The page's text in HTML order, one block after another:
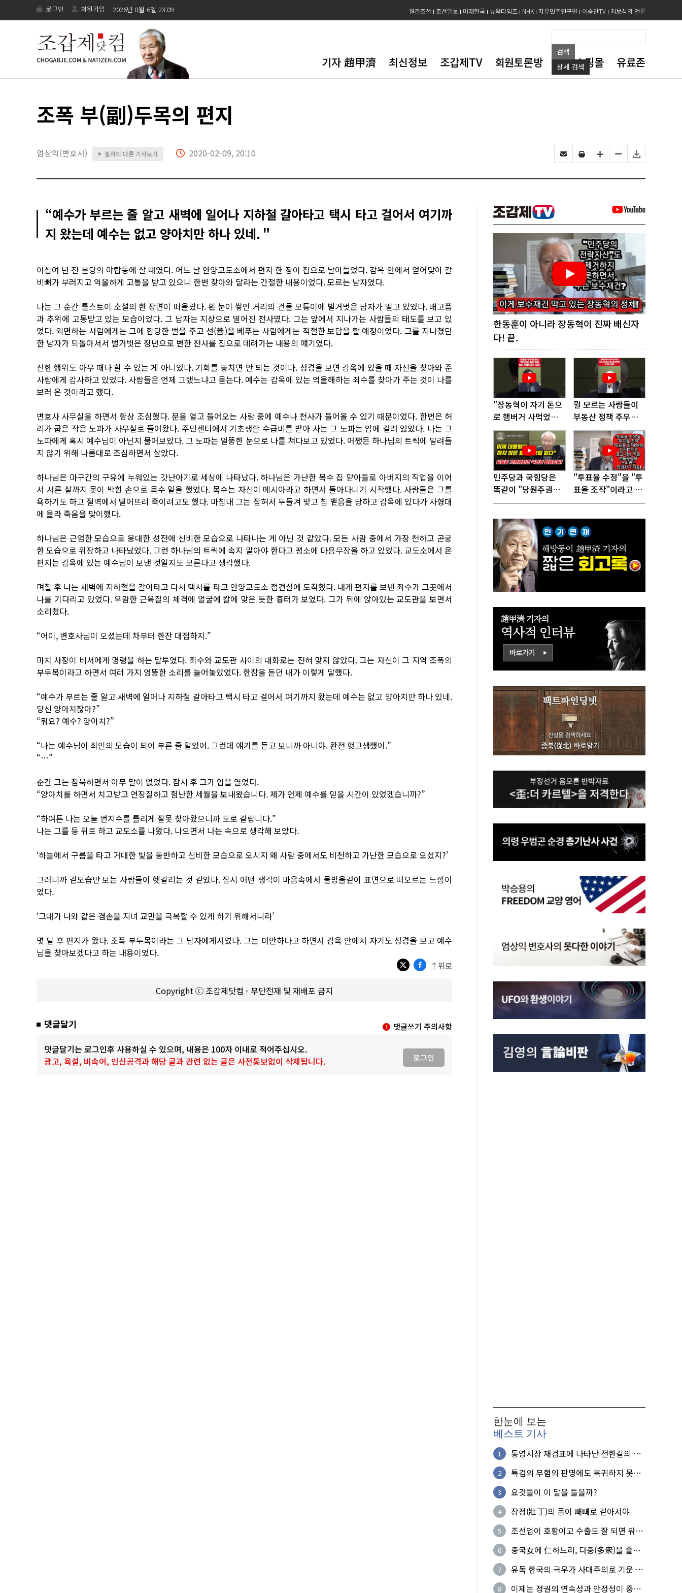
로그인 회원가입 2026년 8월 6일 23:09 월간조선 조선일보 미래한국 뉴욕타임즈 NHK 자유민주연구원 이승만TV 최보식의 언론
검색
상세 검색
기자 趙甲濟 최신정보 조갑제TV 회원토론방 도서쇼핑몰 유료존
조폭 부(副)두목의 편지
엄상익(변호사) ▶ 필자의 다른 기사보기 2020-02-09, 20:10
“예수가 부르는 줄 알고 새벽에 일어나 지하철 갈아타고 택시 타고 걸어서 여기까
지 왔는데 예수는 없고 양아치만 하나 있네.＂
이십여 년 전 분당의 야탑동에 살 때였다. 어느 날 안양교도소에서 편지 한 장이 집으로 날아들었다. 감옥 안에서 얻어맞아 갈
비뼈가 부러지고 억울하게 고통을 받고 있으니 한번 찾아와 달라는 간절한 내용이었다. 모르는 남자였다.
나는 그 순간 톨스토이 소설의 한 장면이 떠올랐다. 흰 눈이 쌓인 거리의 건물 모퉁이에 벌거벗은 남자가 떨고 있었다. 배고픔
과 추위에 고통받고 있는 모습이었다. 그 남자는 지상으로 떨어진 천사였다. 그는 앞에서 지나가는 사람들의 태도를 보고 있
었다. 외면하는 사람에게는 그에 합당한 벌을 주고 선(善)을 베푸는 사람에게는 적절한 보답을 할 예정이었다. 그를 지나쳤던
한 남자가 되돌아서서 벌거벗은 청년으로 변한 천사를 집으로 데려가는 내용의 얘기였다.
선한 행위도 아무 때나 할 수 있는 게 아니었다. 기회를 놓치면 안 되는 것이다. 성경을 보면 감옥에 있을 때 자신을 찾아와 준
사람에게 감사하고 있었다. 사람들은 언제 그랬느냐고 묻는다. 예수는 감옥에 있는 억울해하는 죄수를 찾아가 주는 것이 나를
보러 온 것이라고 했다.
변호사 사무실을 하면서 항상 조심했다. 문을 열고 들어오는 사람 중에 예수나 천사가 들어올 수 있기 때문이었다. 한번은 허
리가 굽은 작은 노파가 사무실로 들어왔다. 주민센터에서 기초생활 수급비를 받아 사는 그 노파는 암에 걸려 있었다. 나는 그
노파에게 혹시 예수님이 아닌지 물어보았다. 그 노파는 멀뚱한 눈으로 나를 쳐다보고 있었다. 어쨌든 하나님의 트릭에 말려들
지 않기 위해 나름대로 조심하면서 살았다.
하나님은 마구간의 구유에 누워있는 갓난아기로 세상에 나타났다. 하나님은 가난한 목수 집 맏아들로 아버지의 직업을 이어
서 서른 살까지 못이 박힌 손으로 목수 일을 했었다. 목수는 자신이 메시아라고 하면서 돌아다니기 시작했다. 사람들은 그를
욕하기도 하고 절벽에서 떨어뜨려 죽이려고도 했다. 마침내 그는 잡혀서 두들겨 맞고 침 뱉음을 당하고 감옥에 있다가 사형대
에 올라 죽음을 맞이했다.
하나님은 근엄한 모습으로 웅대한 성전에 신비한 모습으로 나타나는 게 아닌 것 같았다. 모든 사람 중에서 가장 천하고 곤궁
한 모습으로 위장하고 나타났었다. 그런 하나님의 트릭에 속지 말아야 한다고 평소에 마음무장을 하고 있었다. 교도소에서 온
편지는 감옥에 있는 예수님이 보낸 것일지도 모른다고 생각했다.
며칠 후 나는 새벽에 지하철을 갈아타고 다시 택시를 타고 안양교도소 접견실에 도착했다. 내게 편지를 보낸 죄수가 그곳에서
나를 기다리고 있었다. 우람한 근육질의 체격에 얼굴에 칼에 맞은 듯한 흉터가 보였다. 그가 뒤에 앉아있는 교도관을 보면서
소리쳤다.
“어이, 변호사님이 오셨는데 차부터 한잔 대접하지.”
마치 사장이 비서에게 명령을 하는 말투였다. 죄수와 교도관 사이의 대화로는 전혀 맞지 않았다. 그는 자신이 그 지역 조폭의
부두목이라고 하면서 여러 가지 엉뚱한 소리를 늘어놓았었다. 한참을 듣던 내가 이렇게 말했다.
“예수가 부르는 줄 알고 새벽에 일어나 지하철 갈아타고 택시 타고 걸어서 여기까지 왔는데 예수는 없고 양아치만 하나 있네.
당신 양아치잖아?”
“뭐요? 예수? 양아치?”
“나는 예수님이 죄인의 모습이 되어 부른 줄 알았어. 그런데 얘기를 듣고 보니까 아니야. 완전 헛고생했어.”
“…”
순간 그는 침묵하면서 아무 말이 없었다. 잠시 후 그가 입을 열었다.
“양아치를 하면서 치고받고 연장질하고 험난한 세월을 보내왔습니다. 제가 언제 예수를 믿을 시간이 있었겠습니까?”
“하여튼 나는 오늘 번지수를 틀리게 잘못 찾아왔으니까 도로 갈랍니다.”
나는 그를 등 뒤로 하고 교도소를 나왔다. 나오면서 나는 속으로 생각해 보았다.
‘하늘에서 구름을 타고 거대한 빛을 동반하고 신비한 모습으로 오시지 왜 사람 중에서도 비천하고 가난한 모습으로 오셨지?’
그러니까 겉모습만 보는 사람들이 헷갈리는 것 같았다. 잠시 어떤 생각이 마음속에서 물방울같이 표면으로 떠오르는 느낌이
었다.
‘그대가 나와 같은 겸손을 지녀 교만을 극복할 수 있게 하기 위해서니라’
몇 달 후 편지가 왔다. 조폭 부두목이라는 그 남자에게서였다. 그는 미안하다고 하면서 감옥 안에서 자기도 성경을 보고 예수
님을 찾아보겠다고 하는 내용이었다.
↑위로
Copyright ⓒ 조갑제닷컴 - 무단전재 및 재배포 금지
댓글달기 댓글쓰기 주의사항
댓글달기는 로그인후 사용하실 수 있으며, 내용은 100자 이내로 적어주십시오.
광고, 욕설, 비속어, 인신공격과 해당 글과 관련 없는 글은 사전통보없이 삭제됩니다.
로그인
한동훈이 아니라 장동혁이 진짜 배신자
다! 끝.
"장동혁이 자기 돈으
로 햄버거 사먹었다
고? 너무 없어 보인
다"
뭘 모르는 사람들이
부동산 정책 주무르
다가 여기까지 왔다!
민주당과 국힘당은
똑같이 "당원주권정
당"으로 전락했다!
"투표율 수정"을 "투
표율 조작"이라고 선
동하는 참 나쁜 사람
한눈에 보는
베스트 기사
1
통영시장 재검표에 나타난 전한길의 무
2
특검의 무혐의 판명에도 복귀하지 못한
3 요것들이 이 말을 들을까?
4 장정(壯丁)의 몸이 빼빼로 같아서야
5
조선업이 호황이고 수출도 잘 되면 뭐하
6
중국女에 仁하느라, 다중(多衆)을 줄세
7
유독 한국의 극우가 사대주의로 기운 이
8 이제는 정권의 연속성과 안정성이 중요